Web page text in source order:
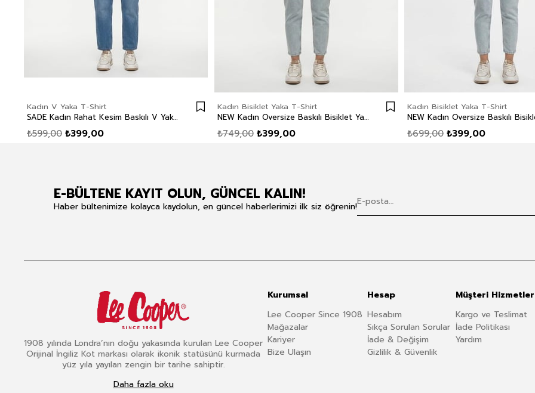
Kadın V Yaka T-Shirt
SADE Kadın Rahat Kesim Baskılı V Yaka T-Shirt Beyaz
₺399,00
₺599,00
Kadın Bisiklet Yaka T-Shirt
NEW Kadın Oversize Baskılı Bisiklet Yaka T-Shirt Ekru
₺399,00
₺749,00
Kadın Bisiklet Yaka T-Shirt
₺399,00
₺699,00
E-BÜLTENE KAYIT OLUN, GÜNCEL KALIN!
Haber bültenimize kolayca kaydolun, en güncel haberlerimizi ilk siz öğrenin!
1908 yılında Londra’nın doğu yakasında kurulan Lee Cooper
Orijinal İngiliz Kot markası olarak ikonik statüsünü kurmada
yüz yıla yayılan zengin bir tarihe sahiptir.
Daha fazla oku
Kurumsal
Lee Cooper Since 1908
Mağazalar
Kariyer
Bize Ulaşın
Hesap
Hesabım
Sıkça Sorulan Sorular
İade & Değişim
Gizlilik & Güvenlik
Müşteri
Kargo ve Teslimat
İade Politikası
Yardım